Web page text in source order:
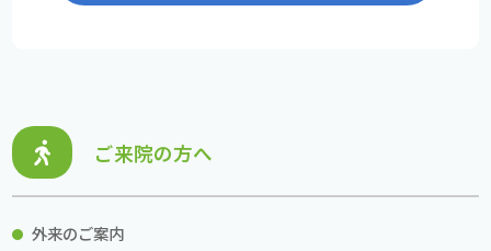
ご来院の方へ
外来のご案内